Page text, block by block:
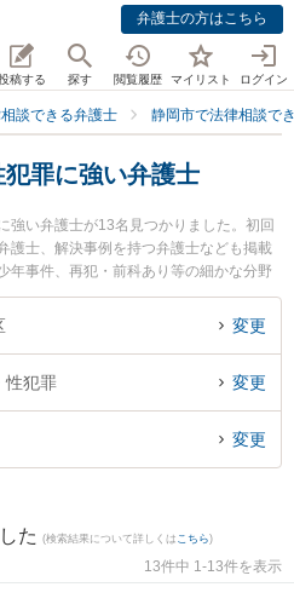
弁護士の方はこちら
稿する 探す 閲覧履歴 マイリスト ログイン
談できる弁護士 静岡市で法律相談で
罪に強い弁護士
強い弁護士が13名見つかりました。初回
護士、解決事例を持つ弁護士なども掲載
年事件、再犯・前科あり等の細かな分野
に静岡法律事務所の金光 誉樹弁護士や弁
守屋 典弁護士、静岡法律事務所の上野 哲
ラブル解決の実績豊富な近くの弁護士を
性犯罪を法律相談できる静岡市葵区内の
りの相談者さんにおすすめです。
変更
性犯罪 変更
変更
た (検索結果について詳しくは こちら)
13件中 1-13件を表示